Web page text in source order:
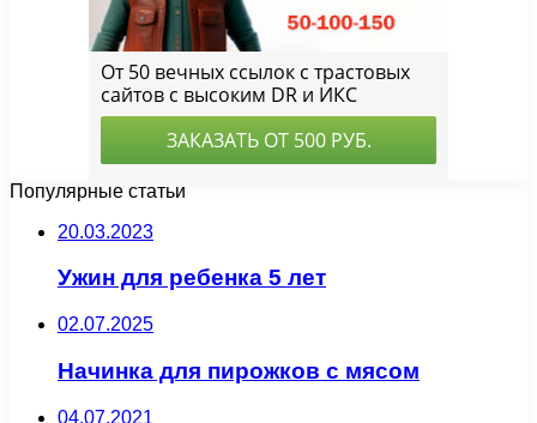
Популярные статьи
20.03.2023
Ужин для ребенка 5 лет
02.07.2025
Начинка для пирожков с мясом
04.07.2021